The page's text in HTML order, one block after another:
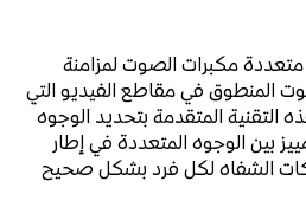
مكبرات الصوت لمزامنة
المنطوق في مقاطع الفيديو التي
المتقدمة بتحديد الوجوه
بين الوجوه المتعددة في إطار
الشفاه لكل فرد بشكل صحيح